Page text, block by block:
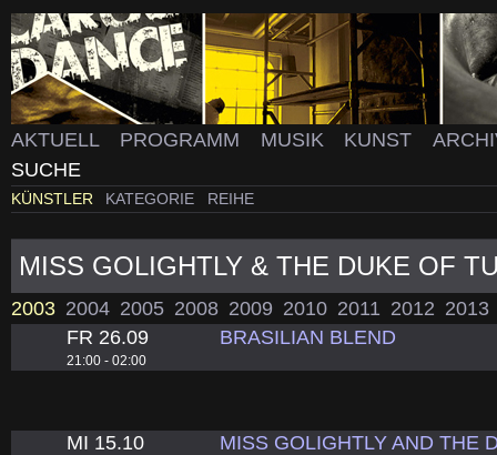
AKTUELL PROGRAMM MUSIK KUNST
SUCHE
KÜNSTLER KATEGORIE REIHE
MISS GOLIGHTLY & THE DUKE OF
2003 2004 2005 2008 2009 2010 2011 2012 2013
FR 26.09
21:00 - 02:00
BRASILIAN BLEND
MI 15.10 MISS GOLIGHTLY AND THE